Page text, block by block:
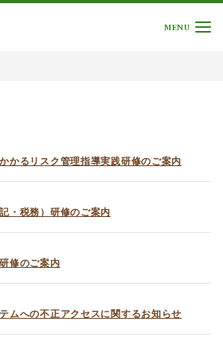
MENU
かるリスク管理指導実践研修のご案内
・税務）研修のご案内
修のご案内
ムへの不正アクセスに関するお知らせ